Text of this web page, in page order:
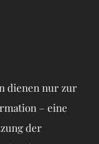
dienen nur zur
– eine
der